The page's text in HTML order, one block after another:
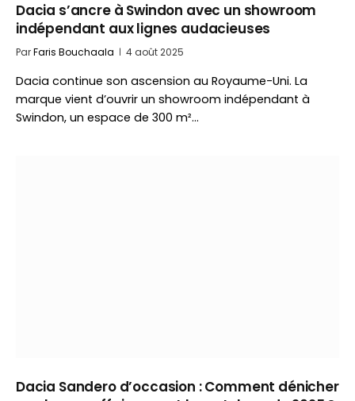
Dacia s’ancre à Swindon avec un showroom
indépendant aux lignes audacieuses
ParFaris Bouchaala 4 août 2025
Dacia continue son ascension au Royaume-Uni. La
marque vient d’ouvrir un showroom indépendant à
Swindon, un espace de 300 m²…
Dacia Sandero d’occasion : Comment dénicher